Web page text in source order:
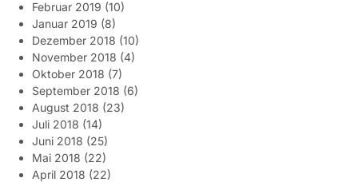
Februar 2019 (10)
Januar 2019 (8)
Dezember 2018 (10)
November 2018 (4)
Oktober 2018 (7)
September 2018 (6)
August 2018 (23)
Juli 2018 (14)
Juni 2018 (25)
Mai 2018 (22)
April 2018 (22)